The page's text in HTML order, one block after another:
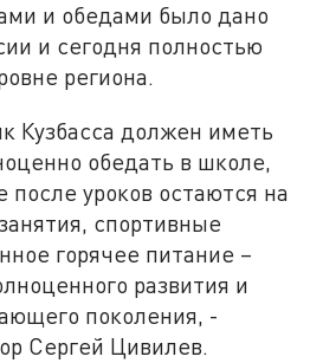
и обедами было дано
и сегодня полностью
региона.
Кузбасса должен иметь
обедать в школе,
после уроков остаются на
спортивные
горячее питание –
развития и
поколения, -
Сергей Цивилев.